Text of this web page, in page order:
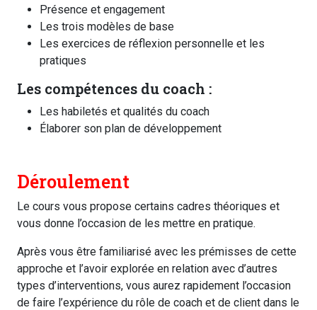
Présence et engagement
Les trois modèles de base
Les exercices de réflexion personnelle et les
pratiques
Les compétences du coach :
Les habiletés et qualités du coach
Élaborer son plan de développement
Déroulement
Le cours vous propose certains cadres théoriques et
vous donne l’occasion de les mettre en pratique.
Après vous être familiarisé avec les prémisses de cette
approche et l’avoir explorée en relation avec d’autres
types d’interventions, vous aurez rapidement l’occasion
de faire l’expérience du rôle de coach et de client dans le